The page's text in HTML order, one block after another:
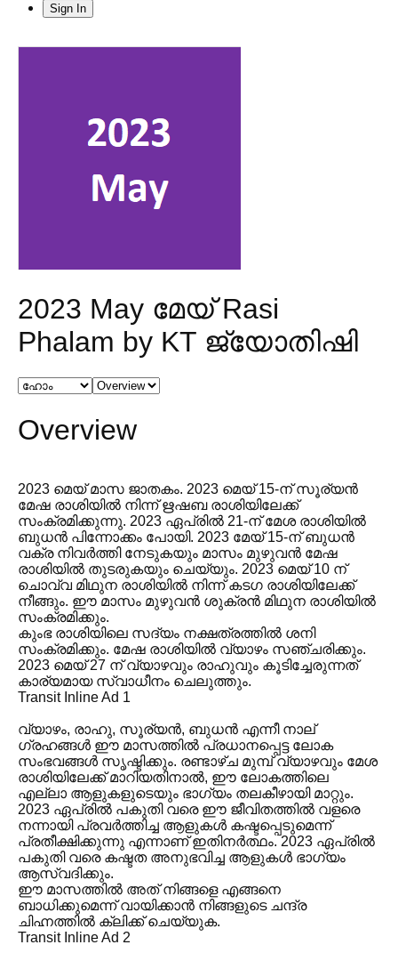
Sign In
2023 May മേയ് Rasi
Phalam by KT ജ്യോതിഷി
Overview
2023 മെയ് മാസ ജാതകം. 2023 മെയ് 15-ന് സൂര്യൻ
മേഷ രാശിയിൽ നിന്ന് ഋഷബ രാശിയിലേക്ക്
സംക്രമിക്കുന്നു. 2023 ഏപ്രിൽ 21-ന് മേശ രാശിയിൽ
ബുധൻ പിന്നോക്കം പോയി. 2023 മേയ് 15-ന് ബുധൻ
വക്ര നിവർത്തി നേടുകയും മാസം മുഴുവൻ മേഷ
രാശിയിൽ തുടരുകയും ചെയ്യും. 2023 മെയ് 10 ന്
ചൊവ്വ മിഥുന രാശിയിൽ നിന്ന് കടഗ രാശിയിലേക്ക്
നീങ്ങും. ഈ മാസം മുഴുവൻ ശുക്രൻ മിഥുന രാശിയിൽ
സംക്രമിക്കും.
കുംഭ രാശിയിലെ സദ്യം നക്ഷത്രത്തിൽ ശനി
സംക്രമിക്കും. മേഷ രാശിയിൽ വ്യാഴം സഞ്ചരിക്കും.
2023 മെയ് 27 ന് വ്യാഴവും രാഹുവും കൂടിച്ചേരുന്നത്
കാര്യമായ സ്വാധീനം ചെലുത്തും.
Transit Inline Ad 1
വ്യാഴം, രാഹു, സൂര്യൻ, ബുധൻ എന്നീ നാല്
ഗ്രഹങ്ങൾ ഈ മാസത്തിൽ പ്രധാനപ്പെട്ട ലോക
സംഭവങ്ങൾ സൃഷ്ടിക്കും. രണ്ടാഴ്ച മുമ്പ് വ്യാഴവും മേശ
രാശിയിലേക്ക് മാറിയതിനാൽ, ഈ ലോകത്തിലെ
എല്ലാ ആളുകളുടെയും ഭാഗ്യം തലകീഴായി മാറ്റും.
2023 ഏപ്രിൽ പകുതി വരെ ഈ ജീവിതത്തിൽ വളരെ
നന്നായി പ്രവർത്തിച്ച ആളുകൾ കഷ്ടപ്പെടുമെന്ന്
പ്രതീക്ഷിക്കുന്നു എന്നാണ് ഇതിനർത്ഥം. 2023 ഏപ്രിൽ
പകുതി വരെ കഷ്ടത അനുഭവിച്ച ആളുകൾ ഭാഗ്യം
ആസ്വദിക്കും.
ഈ മാസത്തിൽ അത് നിങ്ങളെ എങ്ങനെ
ബാധിക്കുമെന്ന് വായിക്കാൻ നിങ്ങളുടെ ചന്ദ്ര
ചിഹ്നത്തിൽ ക്ലിക്ക് ചെയ്യുക.
Transit Inline Ad 2